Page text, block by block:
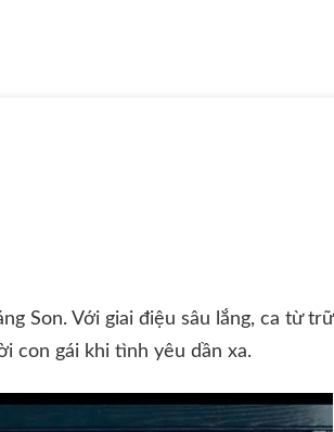
Son. Với giai điệu sâu lắng, ca từ trữ
con gái khi tình yêu dần xa.